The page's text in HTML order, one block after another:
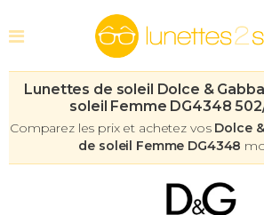
Lunettes de soleil Dolce &
soleil Femme DG4348
Comparez les prix et achetez vos Dolce
de soleil Femme DG4348